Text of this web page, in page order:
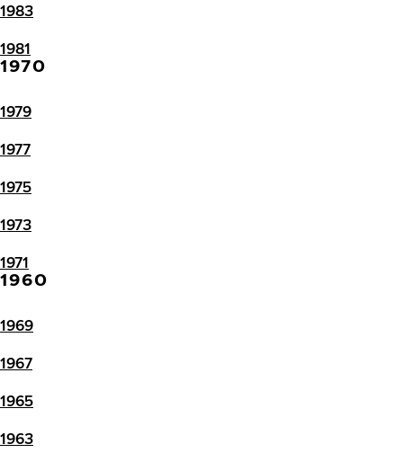
1983
1981
1970
1979
1977
1975
1973
1971
1960
1969
1967
1965
1963